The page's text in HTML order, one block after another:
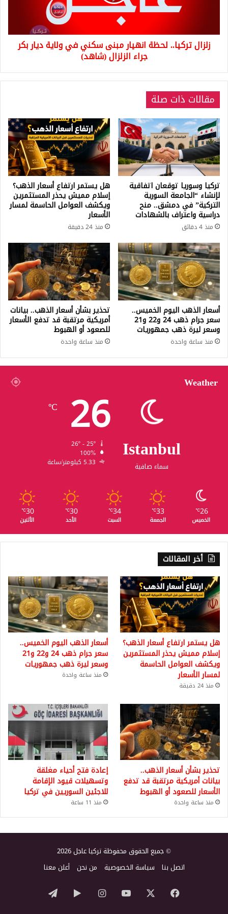
ديار
(شاهد)
زلزال تركيا.. لحظة انهيار مبنى سكني في ولاية ديار بكر
جراء الزلزال (شاهد)
مقالات ذات صلة
تركيا وسوريا توقعان اتفاقية
لإنشاء “الجامعة السورية
التركية” في دمشق.. منح
دراسية واعتراف بالشهادات
منذ 4 دقائق
هل يستمر ارتفاع أسعار الذهب؟
إسلام مميش يحذر المستثمرين
ويكشف العوامل الحاسمة لمسار
الأسعار
منذ 24 دقيقة
أسعار الذهب اليوم الخميس..
سعر جرام ذهب 24 و22 و21
وسعر ليرة ذهب جمهوريات
منذ ساعة واحدة
تحذير بشأن أسعار الذهب.. بيانات
أمريكية مرتقبة قد تدفع الأسعار
للصعود أو الهبوط
منذ ساعة واحدة
Weather
Istanbul
سماء صافية
26
℃
100%
5.33 كيلومتر/ساعة
26
℃
الخميس
33
℃
الجمعة
34
℃
السبت
30
℃
الأحد
30
℃
الأثنين
أخر المقالات
هل يستمر ارتفاع أسعار الذهب؟
إسلام مميش يحذر المستثمرين
ويكشف العوامل الحاسمة
لمسار الأسعار
منذ 24 دقيقة
أسعار الذهب اليوم الخميس..
سعر جرام ذهب 24 و22 و21
وسعر ليرة ذهب جمهوريات
منذ ساعة واحدة
تحذير بشأن أسعار الذهب..
بيانات أمريكية مرتقبة قد تدفع
الأسعار للصعود أو الهبوط
منذ ساعة واحدة
إعادة فتح أحياء مغلقة
وتسهيلات قيود الإقامة
للاجئين السوريين في تركيا
منذ 11 ساعة
© جميع الحقوق محفوظة تركيا عاجل 2026
اتصل بنا سياسة الخصوصية من نحن أعلن معنا
فيسبوك ‫YouTubeانستقرام‏Googleتيلقرام